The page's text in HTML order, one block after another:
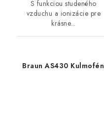
S funkciou studeného
vzduchu a ionizácie pre
krásne...
Braun AS430 Kulmofén